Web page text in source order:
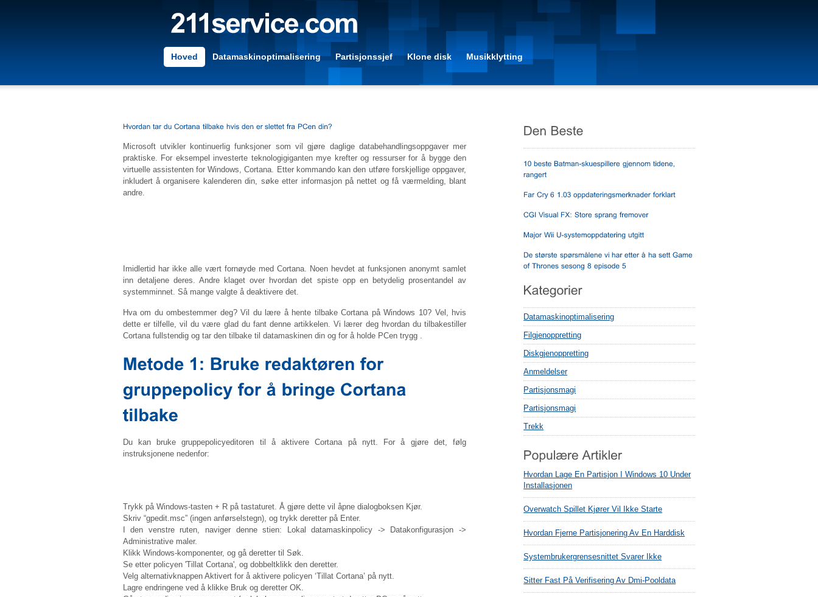
Hoved Datamaskinoptimalisering Partisjonssjef Klone disk Musikklytting
Microsoft utvikler kontinuerlig funksjoner som vil gjøre daglige databehandlingsoppgaver mer
praktiske. For eksempel investerte teknologigiganten mye krefter og ressurser for å bygge den
virtuelle assistenten for Windows, Cortana. Etter kommando kan den utføre forskjellige oppgaver,
inkludert å organisere kalenderen din, søke etter informasjon på nettet og få værmelding, blant
andre.
Imidlertid har ikke alle vært fornøyde med Cortana. Noen hevdet at funksjonen anonymt samlet
inn detaljene deres. Andre klaget over hvordan det spiste opp en betydelig prosentandel av
systemminnet. Så mange valgte å deaktivere det.
Hva om du ombestemmer deg? Vil du lære å hente tilbake Cortana på Windows 10? Vel, hvis
dette er tilfelle, vil du være glad du fant denne artikkelen. Vi lærer deg hvordan du tilbakestiller
Cortana fullstendig og tar den tilbake til datamaskinen din og for å holde PCen trygg .
Du kan bruke gruppepolicyeditoren til å aktivere Cortana på nytt. For å gjøre det, følg
instruksjonene nedenfor:
Trykk på Windows-tasten + R på tastaturet. Å gjøre dette vil åpne dialogboksen Kjør.
Skriv “gpedit.msc” (ingen anførselstegn), og trykk deretter på Enter.
I den venstre ruten, naviger denne stien: Lokal datamaskinpolicy -> Datakonfigurasjon ->
Administrative maler.
Klikk Windows-komponenter, og gå deretter til Søk.
Se etter policyen 'Tillat Cortana', og dobbeltklikk den deretter.
Velg alternativknappen Aktivert for å aktivere policyen ‘Tillat Cortana’ på nytt.
Lagre endringene ved å klikke Bruk og deretter OK.
Datamaskinoptimalisering
Filgjenoppretting
Diskgjenoppretting
Anmeldelser
Partisjonsmagi
Partisjonsmagi
Trekk
Hvordan Lage En Partisjon I Windows 10 Under
Installasjonen
Overwatch Spillet Kjører Vil Ikke Starte
Hvordan Fjerne Partisjonering Av En Harddisk
Systembrukergrensesnittet Svarer Ikke
Sitter Fast På Verifisering Av Dmi-Pooldata